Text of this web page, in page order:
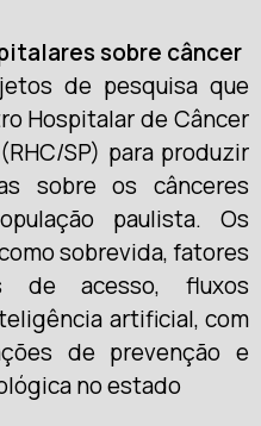
sobre câncer
de pesquisa que
Hospitalar de Câncer
SP) para produzir
sobre os cânceres
paulista. Os
sobrevida, fatores
de acesso, fluxos
artificial, com
de prevenção e
no estado